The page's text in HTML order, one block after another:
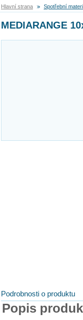
Hlavní strana Spotřební
MEDIARANGE
Podrobnosti o produktu
Popis